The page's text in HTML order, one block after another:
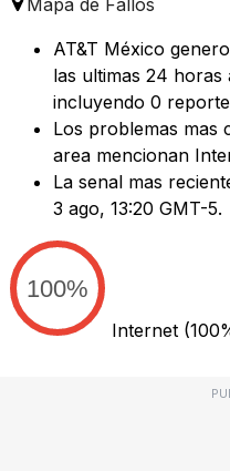
Mapa de Fallos
AT&T México
las ultimas 24 horas
incluyendo 0
Los problemas mas
area mencionan
La senal mas
3 ago, 13:20 GMT-5.
100%
Internet